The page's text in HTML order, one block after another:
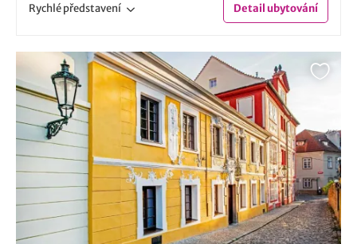
Rychlépředstavení Detailubytování